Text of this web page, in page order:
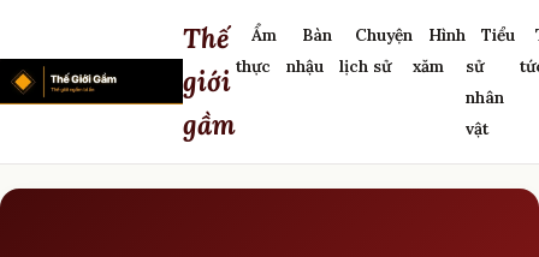
Thế
giới
gầm
Ẩm
thực
Bàn
nhậu
Chuyện
lịch sử
Hình
xăm
Tiểu
sử
nhân
vật